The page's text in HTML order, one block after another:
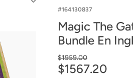
164130837
Magic The
Bundle En
$1959.00
$1567.20